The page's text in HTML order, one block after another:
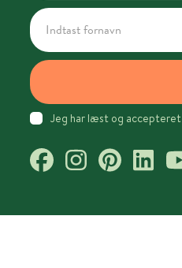
Jeg har læst og accepteret